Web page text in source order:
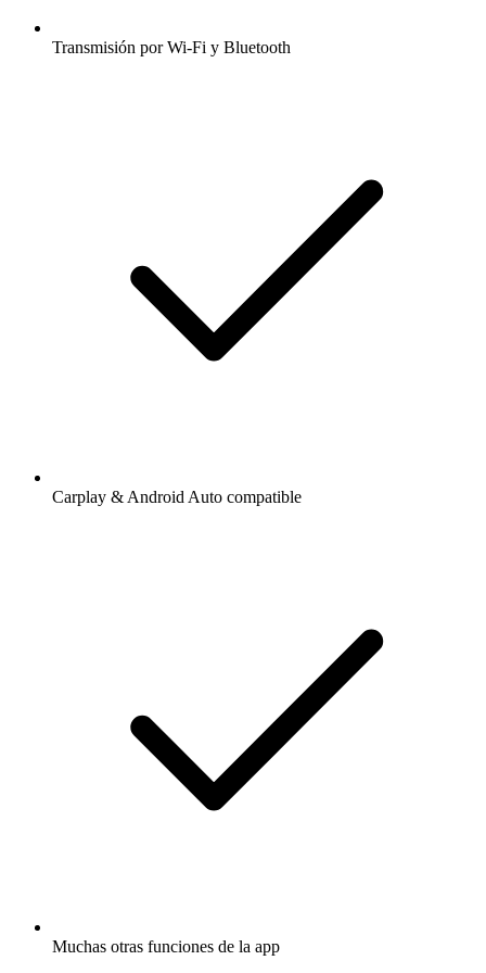
Transmisión por Wi-Fi y Bluetooth
Carplay & Android Auto compatible
Muchas otras funciones de la app